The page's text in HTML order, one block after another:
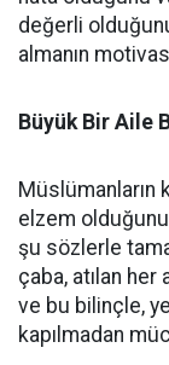
değerli
almanın
Büyük Bir Aile
elzem olduğunu
şu sözlerle
çaba, atılan
ve bu bilinçle,
kapılmadan